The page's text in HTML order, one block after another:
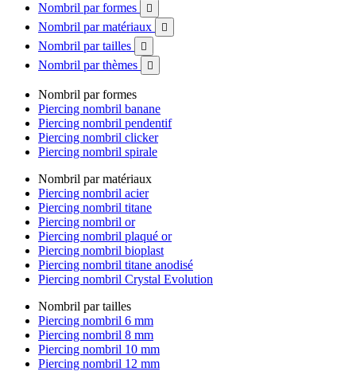
Nombril par formes

Nombril par matériaux 
Nombril par tailles 
Nombril par thèmes 
Nombril par formes
Piercing nombril banane
Piercing nombril pendentif
Piercing nombril clicker
Piercing nombril spirale
Nombril par matériaux
Piercing nombril acier
Piercing nombril titane
Piercing nombril or
Piercing nombril plaqué or
Piercing nombril bioplast
Piercing nombril titane anodisé
Piercing nombril Crystal Evolution
Nombril par tailles
Piercing nombril 6 mm
Piercing nombril 8 mm
Piercing nombril 10 mm
Piercing nombril 12 mm